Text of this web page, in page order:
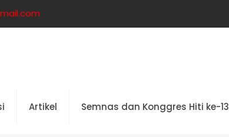
Artikel Semnas dan Konggres Hiti ke-13